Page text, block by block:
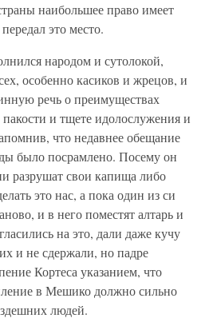
наибольшее право имеет
это место.
народом и сутолокой,
особенно касиков и жрецов, и
речь о преимуществах
и тщете идолослужения и
что недавнее обещание
было посрамлено. Посему он
разрушат свои капища либо
это нас, а пока один из си
и в него поместят алтарь и
на это, дали даже кучу
и не сдержали, но падре
Кортеса указанием, что
в Мешико должно сильно
людей.